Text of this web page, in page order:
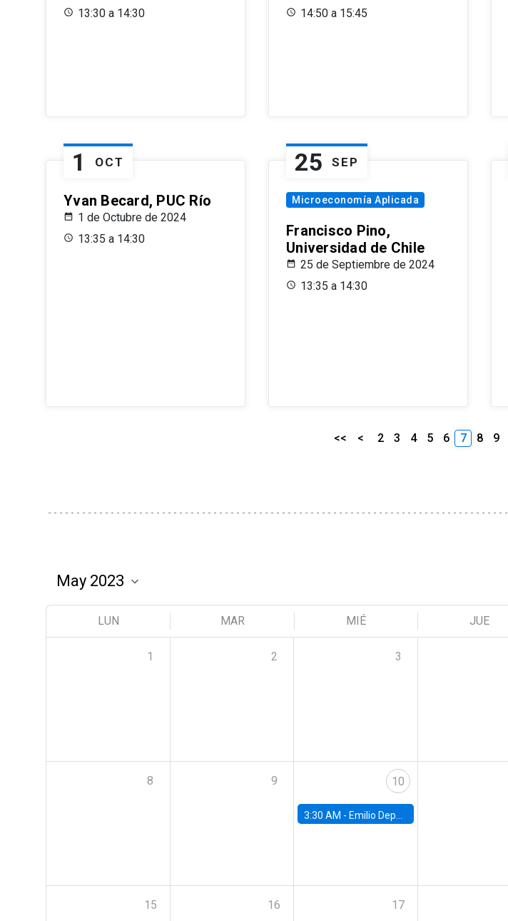
13:30 a 14:30
14:50 a 15:45
1 OCT
Yvan Becard, PUC Río
1 de Octubre de 2024
13:35 a 14:30
25 SEP
Microeconomía Aplicada
Francisco Pino,
Universidad de Chile
25 de Septiembre de 2024
13:35 a 14:30
<< < 2 3 4 5 6 7 8 9
LUN MAR MIÉ JUE
1 2 3
8 9 10
3:30 AM - Emilio Depetris-Chauvín, Universidad Católica
15 16 17